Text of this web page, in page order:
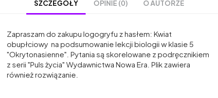
SZCZEGÓŁY OPINIE (0) O AUTORZE
Zapraszam do zakupu logogryfu z hasłem: Kwiat
obupłciowy na podsumowanie lekcji biologii w klasie 5
"Okrytonasienne". Pytania są skorelowane z podręcznikiem
z serii "Puls życia" Wydawnictwa Nowa Era. Plik zawiera
również rozwiązanie.